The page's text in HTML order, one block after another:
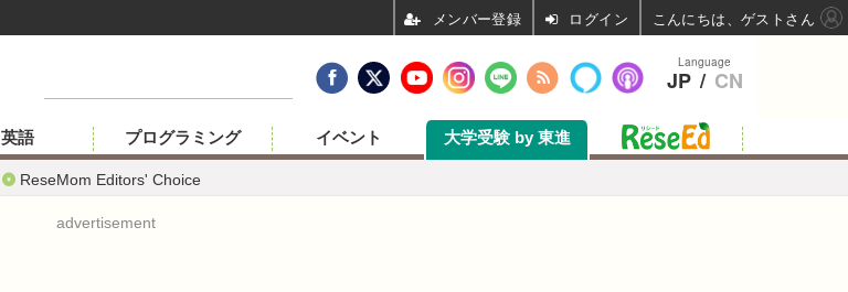
ReseMom Editors' Choice
英語 プログラミング イベント 大学受験 by 東進
advertisement
Language
JP / CN
ログイン こんにちは、ゲストさん